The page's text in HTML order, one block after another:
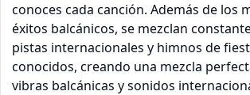
conoces cada canción. Además de los
éxitos balcánicos, se mezclan
pistas internacionales y himnos de
conocidos, creando una mezcla
vibras balcánicas y sonidos